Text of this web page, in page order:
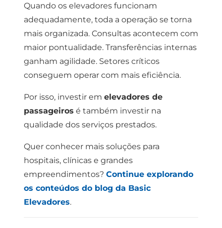
Quando os elevadores funcionam
adequadamente, toda a operação se torna
mais organizada. Consultas acontecem com
maior pontualidade. Transferências internas
ganham agilidade. Setores críticos
conseguem operar com mais eficiência.
Por isso, investir em elevadores de
passageiros é também investir na
qualidade dos serviços prestados.
Quer conhecer mais soluções para
hospitais, clínicas e grandes
empreendimentos? Continue explorando
os conteúdos do blog da Basic
Elevadores.